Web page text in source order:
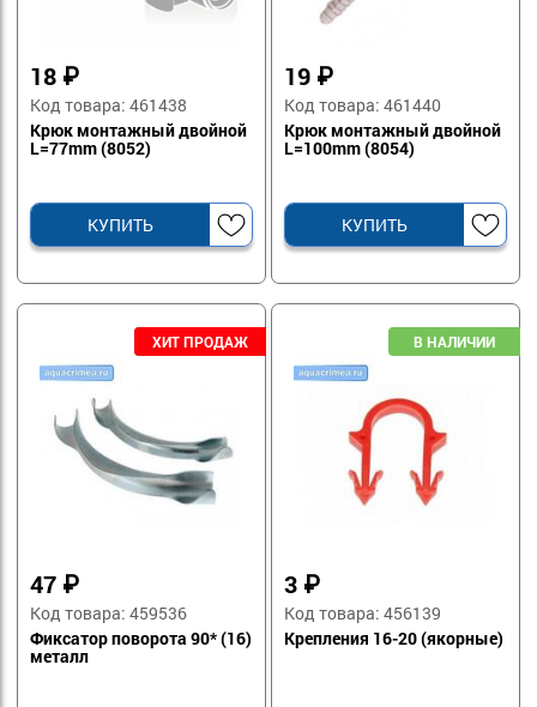
18 ₽
Код товара: 461438
Крюк монтажный двойной
L=77mm (8052)
КУПИТЬ
19 ₽
Код товара: 461440
Крюк монтажный двойной
L=100mm (8054)
КУПИТЬ
47 ₽
Код товара: 459536
Фиксатор поворота 90* (16)
металл
3 ₽
Код товара: 456139
Крепления 16-20 (якорные)